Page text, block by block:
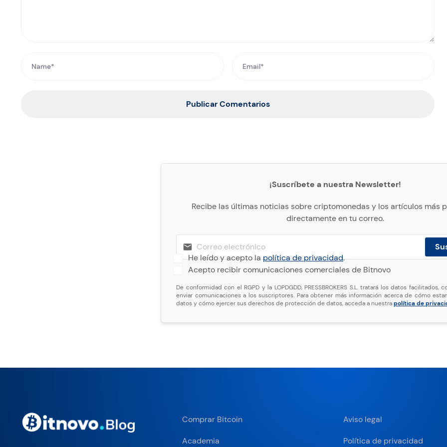
Publicar Comentarios
¡Suscríbete a nuestra Newsletter!
Recibe las últimas noticias sobre criptomonedas y los artículos más
directamente en tu correo.
He leído y acepto lapolítica de privacidad.
Acepto recibir comunicaciones comerciales de Bitnovo
De conformidad con el RGPD y la LOPDGDD, PRESSBROKERS S.L. tratará los datos facilitados,
enviar comunicaciones a los suscriptores. Para obtener más información acerca de cómo
datos y cómo ejercer sus derechos de protección de datos, acceda a nuestrapolítica de
Comprar Bitcoin
Academia
Aviso legal
Política de privacidad